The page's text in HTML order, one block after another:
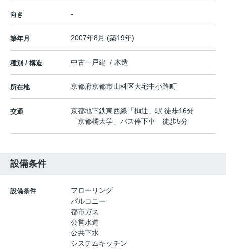
向き -
築年月 2007年8月 (築19年)
種別 / 構造 中古一戸建 / 木造
所在地 京都府京都市山科区大宅中小路町
交通 京都地下鉄東西線 「椥辻 」駅 徒歩16分
「京都橘大学」バス停下車 徒歩5分
設備条件
設備条件
フローリング
バルコニー
都市ガス
公営水道
公共下水
システムキッチン